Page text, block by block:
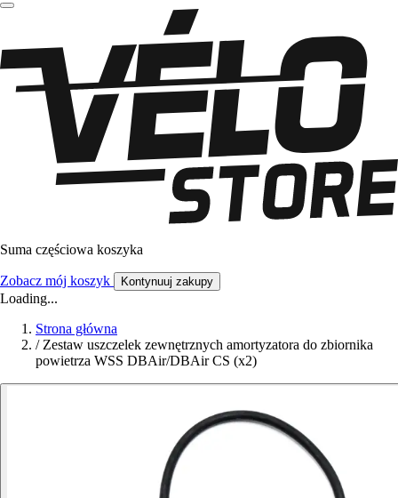
Suma częściowa koszyka
Zobacz mój koszyk Kontynuuj zakupy
Loading...
Strona główna
/ Zestaw uszczelek zewnętrznych amortyzatora do zbiornika
powietrza WSS DBAir/DBAir CS (x2)